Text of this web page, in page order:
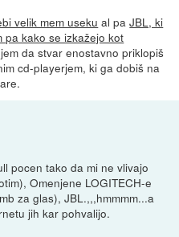
velik mem useku al paJBL, ki
pa kako se izkažejo kot
da stvar enostavno priklopiš
cd-playerjem, ki ga dobiš na
pocen tako da mi ne vlivajo
Omenjene LOGITECH-e
za glas), JBL.,,,hmmmm...a
jih kar pohvalijo.